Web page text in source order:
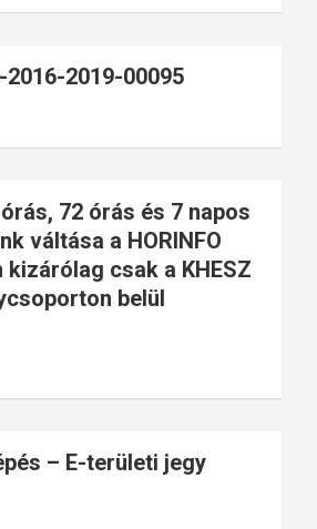
2016-2019-00095
72 órás és 7 napos
váltása a HORINFO
csak a KHESZ
belül
– E-területi jegy